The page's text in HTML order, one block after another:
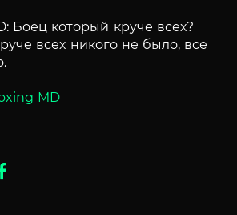
Боец который круче всех?
всех никого не было, все
MD